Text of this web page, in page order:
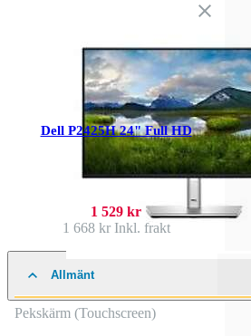
Dell P2425H 24" Full HD
1 529 kr
1 668 krInkl. frakt
Allmänt
Pekskärm (Touchscreen)